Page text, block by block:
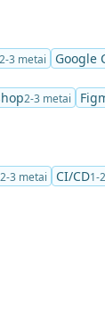
3 metai Google
2-3 metai
2-3 metai CI/CD1-